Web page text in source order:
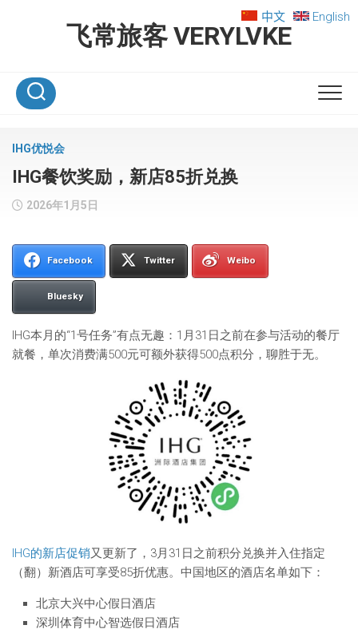
飞常旅客 VERYLVKE
中文 English
IHG优悦会
IHG餐饮奖励，新店85折兑换
2026年1月5日
Facebook Twitter Weibo
Bluesky
IHG本月的“1号任务”有点无趣：1月31日之前在参与活动的餐厅
就餐，单次消费满500元可额外获得500点积分，聊胜于无。
IHG的新店促销又更新了，3月31日之前积分兑换并入住指定
（翻）新酒店可享受85折优惠。中国地区的酒店名单如下：
北京大兴中心假日酒店
深圳体育中心智选假日酒店